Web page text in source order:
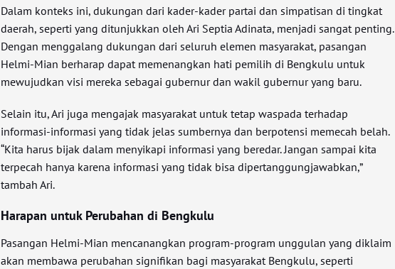
Dalam konteks ini, dukungan dari kader-kader partai dan simpatisan di tingkat
daerah, seperti yang ditunjukkan oleh Ari Septia Adinata, menjadi sangat penting.
Dengan menggalang dukungan dari seluruh elemen masyarakat, pasangan
Helmi-Mian berharap dapat memenangkan hati pemilih di Bengkulu untuk
mewujudkan visi mereka sebagai gubernur dan wakil gubernur yang baru.
Selain itu, Ari juga mengajak masyarakat untuk tetap waspada terhadap
informasi-informasi yang tidak jelas sumbernya dan berpotensi memecah belah.
“Kita harus bijak dalam menyikapi informasi yang beredar. Jangan sampai kita
terpecah hanya karena informasi yang tidak bisa dipertanggungjawabkan,”
tambah Ari.
Harapan untuk Perubahan di Bengkulu
Pasangan Helmi-Mian mencanangkan program-program unggulan yang diklaim
akan membawa perubahan signifikan bagi masyarakat Bengkulu, seperti